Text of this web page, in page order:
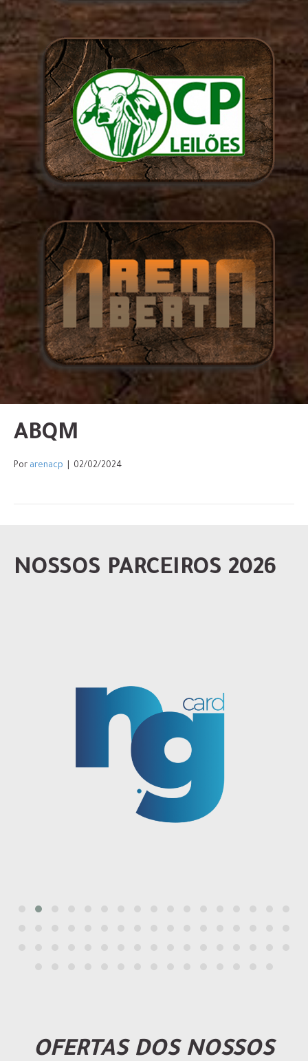
ABQM
Por arenacp 02/02/2024
NOSSOS PARCEIROS 2026
OFERTAS DOS NOSSOS